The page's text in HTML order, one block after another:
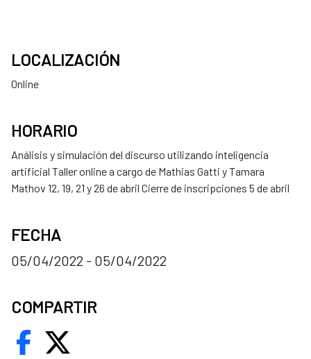
LOCALIZACIÓN
Online
HORARIO
Análisis y simulación del discurso utilizando inteligencia
artificial Taller online a cargo de Mathias Gatti y Tamara
Mathov 12, 19, 21 y 26 de abril Cierre de inscripciones 5 de abril
FECHA
05/04/2022 - 05/04/2022
COMPARTIR